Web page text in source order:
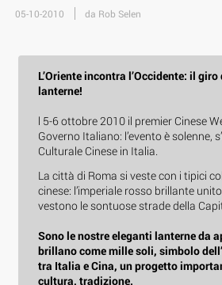
05-10-2010 da Rob Selen
L’Oriente incontra l’Occidente: il
lanterne!
l 5-6 ottobre 2010 il premier Cinese
Governo Italiano: l’evento è solenne,
Culturale Cinese in Italia.
La città di Roma si veste con i tipici
cinese: l’imperiale rosso brillante
vestono le sontuose strade della
Sono le nostre eleganti lanterne da
brillano come mille soli, simbolo
tra Italia e Cina, un progetto
cultura, tradizione.